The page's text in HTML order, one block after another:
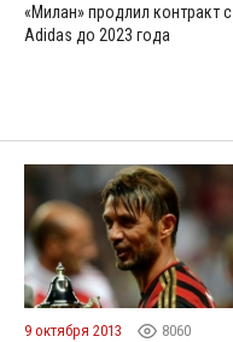
«Милан» продлил контракт с
Adidas до 2023 года
9 октября 2013 8060